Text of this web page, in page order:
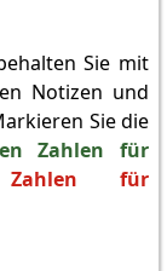
Sie mit
Notizen und
Sie die
Zahlen für
für